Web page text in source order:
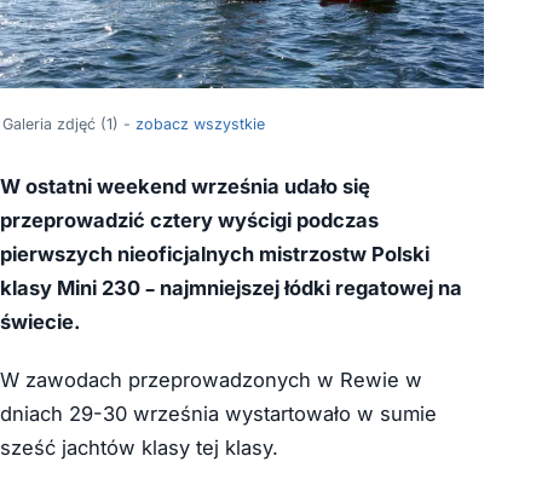
Galeria zdjęć (1) - zobacz wszystkie
W ostatni weekend września udało się
przeprowadzić cztery wyścigi podczas
pierwszych nieoficjalnych mistrzostw Polski
klasy Mini 230 – najmniejszej łódki regatowej na
świecie.
W zawodach przeprowadzonych w Rewie w
dniach 29-30 września wystartowało w sumie
sześć jachtów klasy tej klasy.